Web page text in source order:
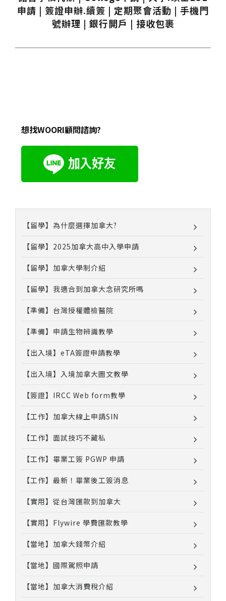
申請 | 簽證申辦.續簽 | 定期聚會活動 | 手機門
號辦理 | 銀行開戶 | 接收包裹
想找WOORI顧問諮詢?
【留學】為什麼選擇加拿大?
【留學】2025加拿大高中入學申請
【留學】加拿大學制介紹
【留學】我適合到加拿大念研究所嗎
【準備】台灣授權體檢醫院
【準備】申請生物辨識教學
【出入境】eTA簽證申請教學
【出入境】入境加拿大圖文教學
【簽證】IRCC Web form教學
【工作】加拿大線上申請SIN
【工作】面試技巧不藏私
【工作】畢業工簽 PGWP 申請
【工作】最新！畢業後工簽消息
【實用】從台灣匯款到加拿大
【實用】Flywire 學費匯款教學
【當地】加拿大錢幣介紹
【當地】國際駕照申請
【當地】加拿大消費稅介紹